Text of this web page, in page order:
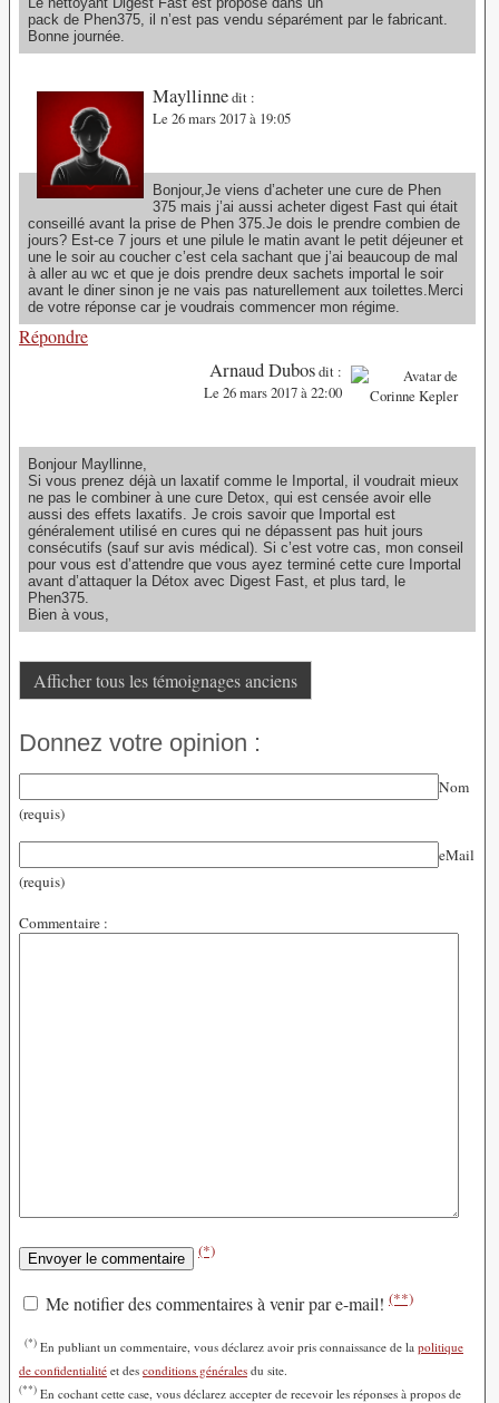
pack de Phen375, il n’est pas vendu séparément par le fabricant.
Bonne journée.
Mayllinnedit :
Le 26 mars 2017 à 19:05
Bonjour,Je viens d’acheter une cure de Phen
375 mais j’ai aussi acheter digest Fast qui était
conseillé avant la prise de Phen 375.Je dois le prendre combien de
jours? Est-ce 7 jours et une pilule le matin avant le petit déjeuner et
une le soir au coucher c’est cela sachant que j’ai beaucoup de mal
à aller au wc et que je dois prendre deux sachets importal le soir
avant le diner sinon je ne vais pas naturellement aux toilettes.Merci
de votre réponse car je voudrais commencer mon régime.
Répondre
Arnaud Dubosdit :
Le 26 mars 2017 à 22:00
Bonjour Mayllinne,
Si vous prenez déjà un laxatif comme le Importal, il voudrait mieux
ne pas le combiner à une cure Detox, qui est censée avoir elle
aussi des effets laxatifs. Je crois savoir que Importal est
généralement utilisé en cures qui ne dépassent pas huit jours
consécutifs (sauf sur avis médical). Si c’est votre cas, mon conseil
pour vous est d’attendre que vous ayez terminé cette cure Importal
avant d’attaquer la Détox avec Digest Fast, et plus tard, le
Phen375.
Bien à vous,
Afficher tous les témoignages anciens
Donnez votre opinion :
Nom
(requis)
eMail
(requis)
Commentaire :
(*)
Me notifier des commentaires à venir par e-mail! (**)
(*) En publiant un commentaire, vous déclarez avoir pris connaissance de la politique
de confidentialité et des conditions générales du site.
(**) En cochant cette case, vous déclarez accepter de recevoir les réponses à propos de